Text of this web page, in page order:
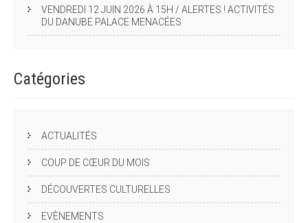
VENDREDI 12 JUIN 2026 À 15H / ALERTES ! ACTIVITÉS
DU DANUBE PALACE MENACÉES
Catégories
ACTUALITÉS
COUP DE CŒUR DU MOIS
DÉCOUVERTES CULTURELLES
EVÈNEMENTS